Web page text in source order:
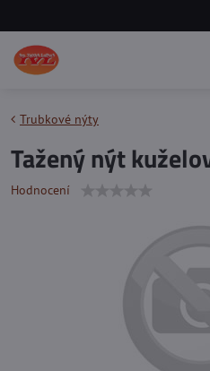
Trubkové nýty
Tažený nýt
Hodnocení